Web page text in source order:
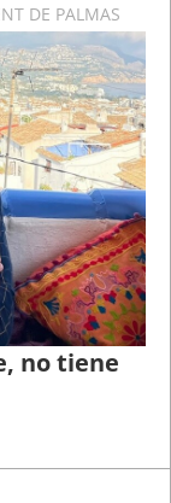
DE PALMAS
no tiene